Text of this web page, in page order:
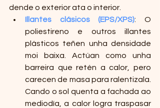
dende o exterior ata o interior.
Illantes clásicos (EPS/XPS): O
poliestireno e outros illantes
plásticos teñen unha densidade
moi baixa. Actúan como unha
barreira que retén a calor, pero
carecen de masa para ralentizala.
Cando o sol quenta a fachada ao
mediodía, a calor logra traspasar